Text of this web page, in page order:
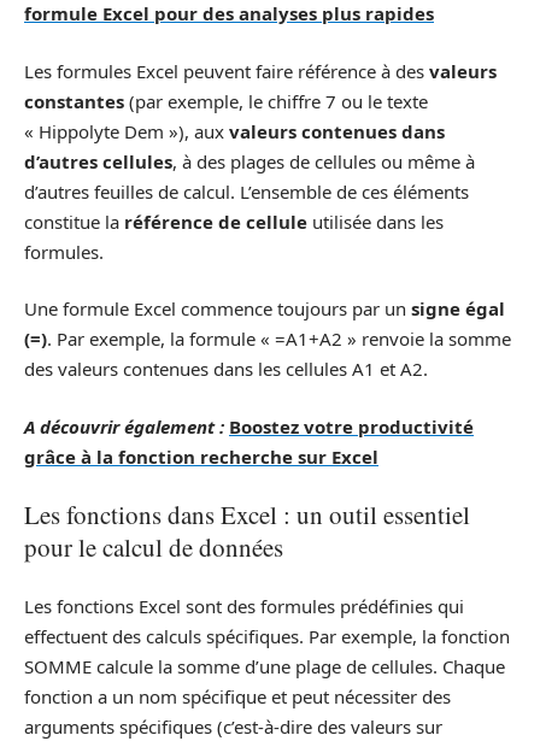
formule Excel pour des analyses plus rapides
Les formules Excel peuvent faire référence à des valeurs
constantes (par exemple, le chiffre 7 ou le texte
« Hippolyte Dem »), aux valeurs contenues dans
d’autres cellules, à des plages de cellules ou même à
d’autres feuilles de calcul. L’ensemble de ces éléments
constitue la référence de cellule utilisée dans les
formules.
Une formule Excel commence toujours par un signe égal
(=). Par exemple, la formule « =A1+A2 » renvoie la somme
des valeurs contenues dans les cellules A1 et A2.
A découvrir également : Boostez votre productivité
grâce à la fonction recherche sur Excel
Les fonctions dans Excel : un outil essentiel
pour le calcul de données
Les fonctions Excel sont des formules prédéfinies qui
effectuent des calculs spécifiques. Par exemple, la fonction
SOMME calcule la somme d’une plage de cellules. Chaque
fonction a un nom spécifique et peut nécessiter des
arguments spécifiques (c’est-à-dire des valeurs sur